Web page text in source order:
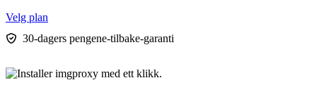
Velg plan
30-dagers pengene-tilbake-garanti